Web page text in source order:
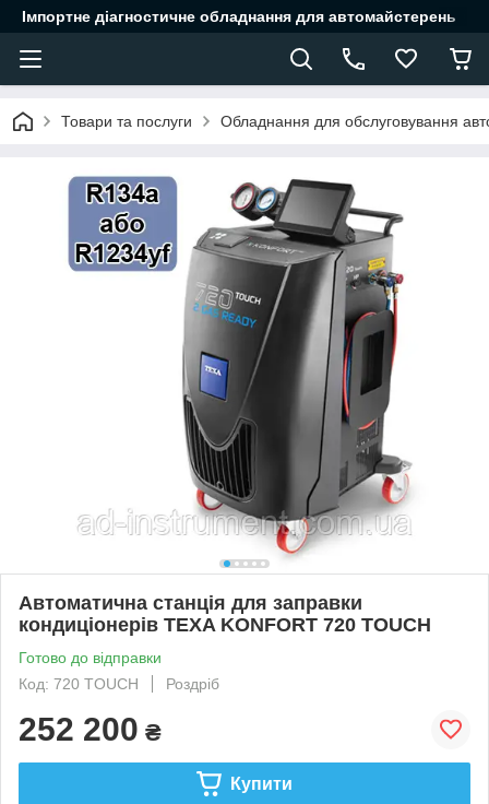
Імпортне діагностичне обладнання для автомайстерень
Товари та послуги Обладнання для обслуговування
Автоматична станція для заправки
кондиціонерів TEXA KONFORT 720 TOUCH
Готово до відправки
Код: 720 TOUCH
Роздріб
252 200 ₴
Купити